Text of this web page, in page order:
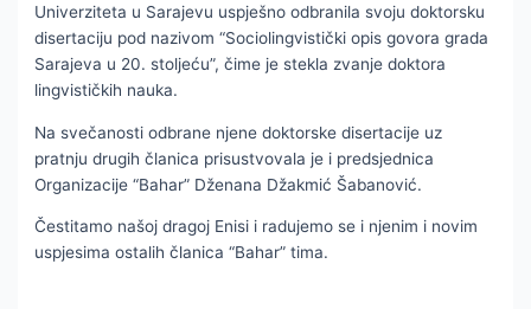
Univerziteta u Sarajevu uspješno odbranila svoju doktorsku
disertaciju pod nazivom “Sociolingvistički opis govora grada
Sarajeva u 20. stoljeću”, čime je stekla zvanje doktora
lingvističkih nauka.
Na svečanosti odbrane njene doktorske disertacije uz
pratnju drugih članica prisustvovala je i predsjednica
Organizacije “Bahar” Dženana Džakmić Šabanović.
Čestitamo našoj dragoj Enisi i radujemo se i njenim i novim
uspjesima ostalih članica “Bahar” tima.